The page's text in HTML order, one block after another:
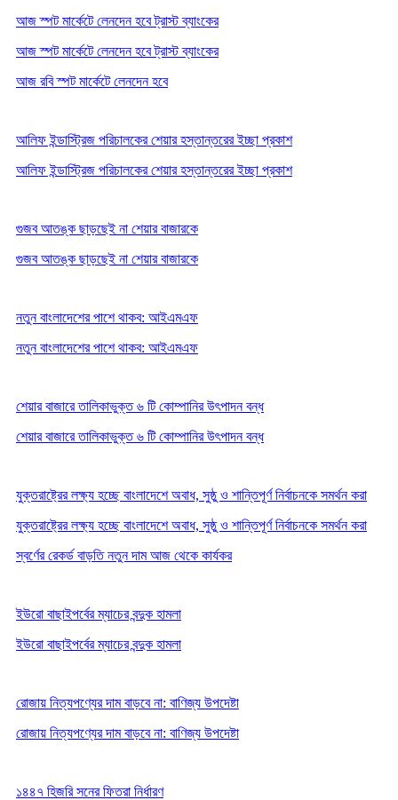
আজ স্পট মার্কেটে লেনদেন হবে ট্রাস্ট ব্যাংকের
আজ স্পট মার্কেটে লেনদেন হবে ট্রাস্ট ব্যাংকের
আজ রবি স্পট মার্কেটে লেনদেন হবে
আলিফ ইন্ডাস্ট্রিজ পরিচালকের শেয়ার হস্তান্তরের ইচ্ছা প্রকাশ
আলিফ ইন্ডাস্ট্রিজ পরিচালকের শেয়ার হস্তান্তরের ইচ্ছা প্রকাশ
গুজব আতঙ্ক ছাড়ছেই না শেয়ার বাজারকে
গুজব আতঙ্ক ছাড়ছেই না শেয়ার বাজারকে
নতুন বাংলাদেশের পাশে থাকব: আইএমএফ
নতুন বাংলাদেশের পাশে থাকব: আইএমএফ
শেয়ার বাজারে তালিকাভুক্ত ৬ টি কোম্পানির উৎপাদন বন্ধ
শেয়ার বাজারে তালিকাভুক্ত ৬ টি কোম্পানির উৎপাদন বন্ধ
যুক্তরাষ্ট্রের লক্ষ্য হচ্ছে বাংলাদেশে অবাধ, সুষ্ঠু ও শান্তিপূর্ণ নির্বাচনকে সমর্থন করা
যুক্তরাষ্ট্রের লক্ষ্য হচ্ছে বাংলাদেশে অবাধ, সুষ্ঠু ও শান্তিপূর্ণ নির্বাচনকে সমর্থন করা
স্বর্ণের রেকর্ড বাড়তি নতুন দাম আজ থেকে কার্যকর
ইউরো বাছাইপর্বের ম্যাচের বন্দুক হামলা
ইউরো বাছাইপর্বের ম্যাচের বন্দুক হামলা
রোজায় নিত্যপণ্যের দাম বাড়বে না: বাণিজ্য উপদেষ্টা
রোজায় নিত্যপণ্যের দাম বাড়বে না: বাণিজ্য উপদেষ্টা
১৪৪৭ হিজরি সনের ফিতরা নির্ধারণ